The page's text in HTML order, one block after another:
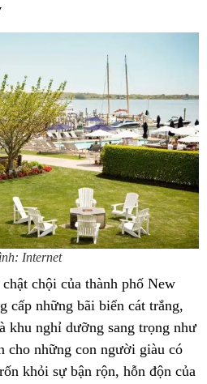
Internet
chội của thành phố New
cấp những bãi biển cát trắng,
khu nghỉ dưỡng sang trọng như
cho những con người giàu có
khỏi sự bận rộn, hỗn độn của